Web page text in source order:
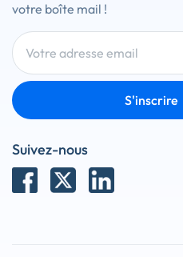
votre boîte mail !
S'inscrire
Suivez-nous